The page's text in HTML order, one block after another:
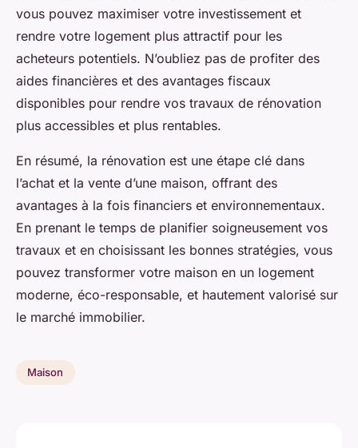
vous pouvez maximiser votre investissement et
rendre votre logement plus attractif pour les
acheteurs potentiels. N’oubliez pas de profiter des
aides financières et des avantages fiscaux
disponibles pour rendre vos travaux de rénovation
plus accessibles et plus rentables.
En résumé, la rénovation est une étape clé dans
l’achat et la vente d’une maison, offrant des
avantages à la fois financiers et environnementaux.
En prenant le temps de planifier soigneusement vos
travaux et en choisissant les bonnes stratégies, vous
pouvez transformer votre maison en un logement
moderne, éco-responsable, et hautement valorisé sur
le marché immobilier.
Maison